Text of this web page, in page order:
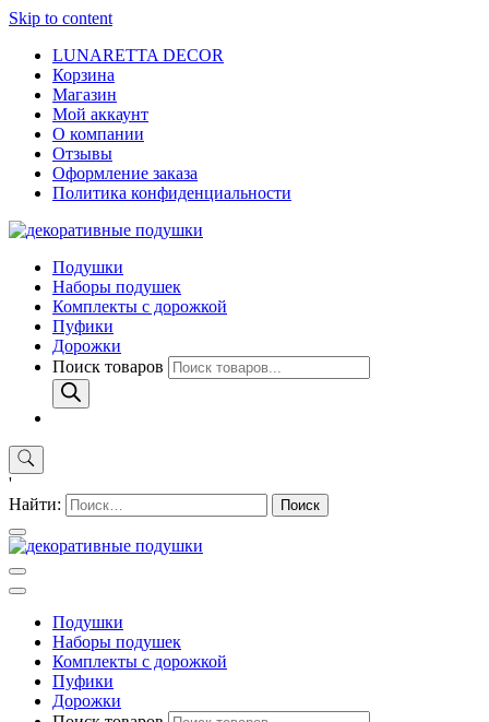
Skip to content
LUNARETTA DECOR
Корзина
Магазин
Мой аккаунт
О компании
Отзывы
Оформление заказа
Политика конфиденциальности
Подушки
Наборы подушек
Комплекты с дорожкой
Пуфики
Дорожки
Поиск товаров
'
Найти:
Подушки
Наборы подушек
Комплекты с дорожкой
Пуфики
Дорожки